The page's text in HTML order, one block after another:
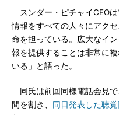
スンダー・ピチャイCEO
情報をすべての人々にアク
命を担っている。広大なイ
報を提供することは非常に
いる」と語った。
同氏は前回同様電話会見
間を割き、 同日発表した聴